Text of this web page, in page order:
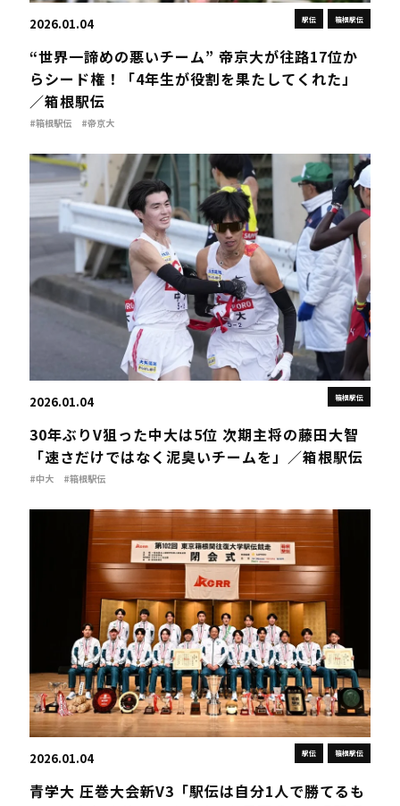
駅伝 箱根駅伝
2026.01.04
“世界一諦めの悪いチーム” 帝京大が往路17位か
らシード権！「4年生が役割を果たしてくれた」
／箱根駅伝
#箱根駅伝 #帝京大
箱根駅伝
2026.01.04
30年ぶりV狙った中大は5位 次期主将の藤田大智
「速さだけではなく泥臭いチームを」／箱根駅伝
#中大 #箱根駅伝
駅伝 箱根駅伝
2026.01.04
青学大 圧巻大会新V3「駅伝は自分1人で勝てるも